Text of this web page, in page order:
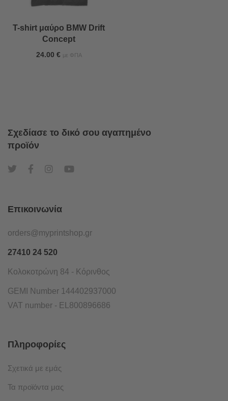
T-shirt μαύρο BMW Drift
Concept
24.00 € με ΦΠΑ
Σχεδίασε το δικό σου αγαπημένο
προϊόν
Επικοινωνία
orders@myprintshop.gr
27410 24 520
Κολοκοτρώνη 84 - Κόρινθος
GEMI Number 144402937000
VAT number - EL800896686
Πληροφορίες
Σχετικά με εμάς
Τα προϊόντα μας